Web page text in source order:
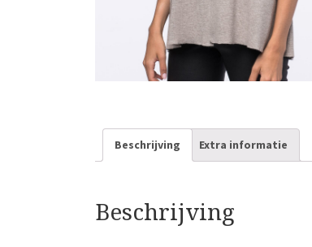
Beschrijving Extra informatie
Beschrijving